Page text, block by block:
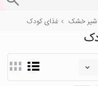
شیر خشک غذای کودک